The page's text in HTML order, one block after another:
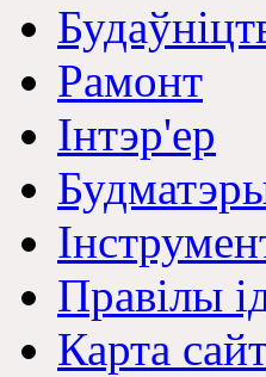
Рамонт
Інтэр'ер
Правілы
Карта